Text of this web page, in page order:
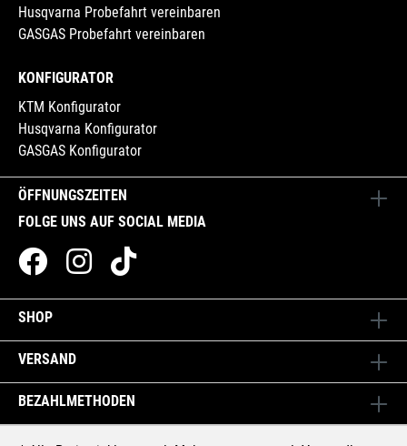
ÖFFNUNGSZEITEN
FOLGE UNS AUF SOCIAL MEDIA
Husqvarna Probefahrt vereinbaren
GASGAS Probefahrt vereinbaren
KONFIGURATOR
KTM Konfigurator
Husqvarna Konfigurator
GASGAS Konfigurator
SHOP
VERSAND
BEZAHLMETHODEN